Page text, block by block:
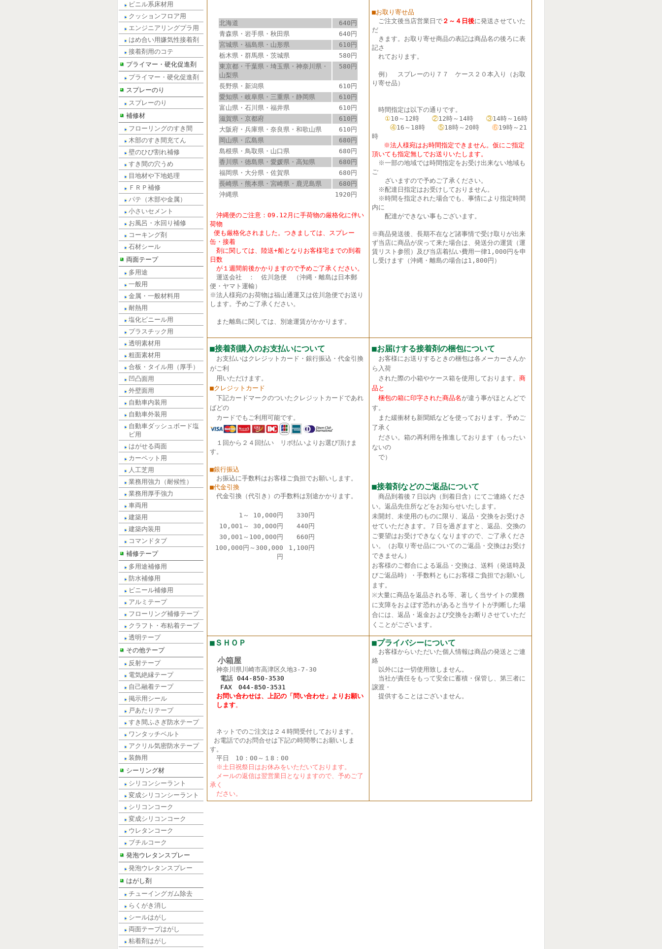
ビニル系床材用
クッションフロア用
エンジニアリングプラ用
はめ合い用嫌気性接着剤
接着剤用のコテ
プライマー・硬化促進剤
プライマー・硬化促進剤
スプレーのり
スプレーのり
補修材
フローリングのすき間
木部のすき間充てん
壁のひび割れ補修
すき間の穴うめ
目地材や下地処理
ＦＲＰ補修
パテ（木部や金属）
小さいセメント
お風呂・水回り補修
コーキング剤
石材シール
両面テープ
多用途
一般用
金属・一般材料用
耐熱用
塩化ビニール用
プラスチック用
透明素材用
粗面素材用
合板・タイル用（厚手）
凹凸面用
外壁面用
自動車内装用
自動車外装用
自動車ダッシュボード塩
ビ用
はがせる両面
カーペット用
人工芝用
業務用強力（耐候性）
業務用厚手強力
車両用
建築用
建築内装用
コマンドタブ
補修テープ
多用途補修用
防水補修用
ビニール補修用
アルミテープ
フローリング補修テープ
クラフト・布粘着テープ
透明テープ
その他テープ
反射テープ
電気絶縁テープ
自己融着テープ
掲示用シール
戸あたりテープ
すき間ふさぎ防水テープ
ワンタッチベルト
アクリル気密防水テープ
装飾用
シーリング材
シリコンシーラント
変成シリコンシーラント
シリコンコーク
変成シリコンコーク
ウレタンコーク
ブチルコーク
発泡ウレタンスプレー
発泡ウレタンスプレー
はがし剤
チューイングガム除去
らくがき消し
シールはがし
両面テープはがし
粘着剤はがし
北海道
640円
青森県・岩手県・秋田県
640円
宮城県・福島県・山形県
610円
栃木県・群馬県・茨城県
580円
東京都・千葉県・埼玉県・神奈川県・
山梨県
580円
長野県・新潟県
610円
愛知県・岐阜県・三重県・静岡県
610円
富山県・石川県・福井県
610円
滋賀県・京都府
610円
大阪府・兵庫県・奈良県・和歌山県
610円
岡山県・広島県
680円
島根県・鳥取県・山口県
680円
香川県・徳島県・愛媛県・高知県
680円
福岡県・大分県・佐賀県
680円
長崎県・熊本県・宮崎県・鹿児島県
680円
沖縄県
1920円
沖縄便のご注意：09.12月に手荷物の厳格化に伴い
荷物
便も厳格化されました。つきましては、スプレー
缶・接着
剤に関しては、陸送+船となりお客様宅までの到着
日数
が１週間前後かかりますので予めご了承ください。
運送会社 ： 佐川急便 （沖縄・離島は日本郵
便・ヤマト運輸）
※法人様宛のお荷物は福山通運又は佐川急便でお送り
します。予めご了承ください。
また離島に関しては、別途運賃がかかります。
■お取り寄せ品
ご注文後当店営業日で ２～４日後に発送させていた
だ
きます。お取り寄せ商品の表記は商品名の後ろに表
記さ
れております。
例） スプレーのり７７ ケース２０本入り（お取
り寄せ品）
時間指定は以下の通りです。
①10～12時 ②12時～14時 ③14時～16時
④16～18時 ⑤18時～20時 ⑥19時～21
時
※法人様宛はお時間指定できません。仮にご指定
頂いても指定無しでお送りいたします。
※一部の地域では時間指定をお受け出来ない地域も
ご
ざいますので予めご了承ください。
※配達日指定はお受けしておりません。
※時間を指定された場合でも、事情により指定時間
内に
配達ができない事もございます。
※商品発送後、長期不在など諸事情で受け取りが出来
ず当店に商品が戻って来た場合は、発送分の運賃（運
賃リスト参照）及び当店着払い費用一律1,000円を申
し受けます（沖縄・離島の場合は1,800円）
■接着剤購入のお支払いについて
お支払いはクレジットカード・銀行振込・代金引換
がご利
用いただけます。
■クレジットカード
下記カードマークのついたクレジットカードであれ
ばどの
カードでもご利用可能です。
１回から２４回払い リボ払いよりお選び頂けま
す。
■銀行振込
お振込に手数料はお客様ご負担でお願いします。
■代金引換
代金引換（代引き）の手数料は別途かかります。
1～ 10,000円
330円
10,001～ 30,000円
440円
30,001～100,000円
660円
100,000円～300,000
円
1,100円
■お届けする接着剤の梱包について
お客様にお送りするときの梱包は各メーカーさんか
ら入荷
された際の小箱やケース箱を使用しております。 商
品と
梱包の箱に印字された商品名 が違う事がほとんどで
す。
また緩衝材も新聞紙などを使っております。予めご
了承く
ださい。箱の再利用を推進しております（もったい
ないの
で）
■接着剤などのご返品について
商品到着後７日以内（到着日含）にてご連絡くださ
い。返品先住所などをお知らせいたします。
未開封、未使用のものに限り、返品・交換をお受けさ
せていただきます。７日を過ぎますと、返品、交換の
ご要望はお受けできなくなりますので、ご了承くださ
い。（お取り寄せ品についてのご返品・交換はお受け
できません）
お客様のご都合による返品・交換は、送料（発送時及
びご返品時）・手数料ともにお客様ご負担でお願いし
ます。
※大量に商品を返品される等、著しく当サイトの業務
に支障をおよぼす恐れがあると当サイトが判断した場
合には、返品・返金および交換をお断りさせていただ
くことがございます。
■ＳＨＯＰ
小箱屋
神奈川県川崎市高津区久地3-7-30
電話 044-850-3530
FAX 044-850-3531
お問い合わせは、上記の「問い合わせ」よりお願い
し ます。
ネットでのご注文は２４時間受付しております。
お電話でのお問合せは下記の時間帯にお願いしま
す。
平日 10：00～１8：00
※土日祝祭日はお休みをいただいております。
メールの返信は翌営業日となりますので、予めご了
承く
ださい。
■プライバシーについて
お客様からいただいた個人情報は商品の発送とご連
絡
以外には一切使用致しません。
当社が責任をもって安全に蓄積・保管し、第三者に
譲渡・
提供することはございません。